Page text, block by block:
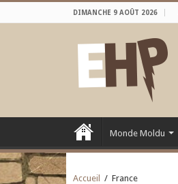
DIMANCHE 9 AOÛT 2026
Monde Moldu
Accueil / France